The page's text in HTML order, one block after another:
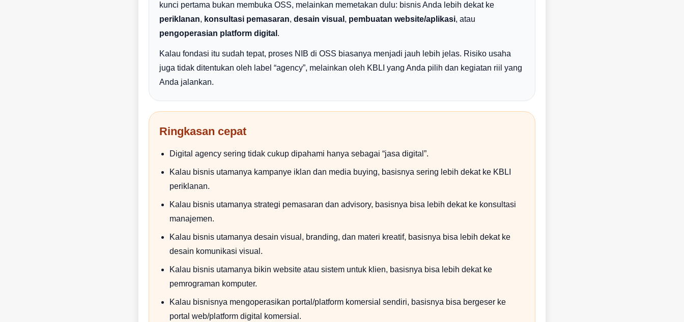
kunci pertama bukan membuka OSS, melainkan memetakan dulu: bisnis Anda lebih dekat ke
periklanan, konsultasi pemasaran, desain visual , pembuatan website/aplikasi, atau
pengoperasian platform digital .
Kalau fondasi itu sudah tepat, proses NIB di OSS biasanya menjadi jauh lebih jelas. Risiko usaha
juga tidak ditentukan oleh label “agency”, melainkan oleh KBLI yang Anda pilih dan kegiatan riil yang
Anda jalankan.
Ringkasan cepat
Digital agency sering tidak cukup dipahami hanya sebagai “jasa digital”.
Kalau bisnis utamanya kampanye iklan dan media buying, basisnya sering lebih dekat ke KBLI
periklanan.
Kalau bisnis utamanya strategi pemasaran dan advisory, basisnya bisa lebih dekat ke konsultasi
manajemen.
Kalau bisnis utamanya desain visual, branding, dan materi kreatif, basisnya bisa lebih dekat ke
desain komunikasi visual.
Kalau bisnis utamanya bikin website atau sistem untuk klien, basisnya bisa lebih dekat ke
pemrograman komputer.
Kalau bisnisnya mengoperasikan portal/platform komersial sendiri, basisnya bisa bergeser ke
portal web/platform digital komersial.